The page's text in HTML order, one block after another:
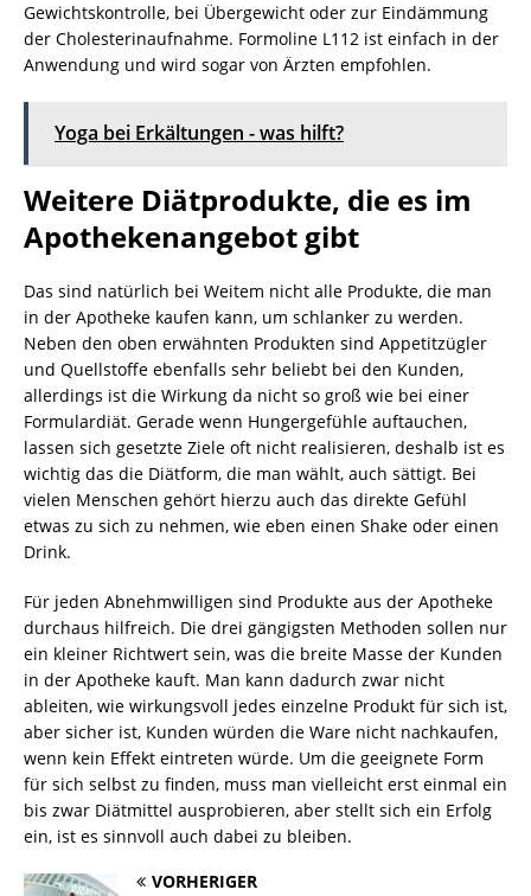
Gewichtskontrolle, bei Übergewicht oder zur Eindämmung
der Cholesterinaufnahme. Formoline L112 ist einfach in der
Anwendung und wird sogar von Ärzten empfohlen.
Yoga bei Erkältungen - was hilft?
Weitere Diätprodukte, die es im
Apothekenangebot gibt
Das sind natürlich bei Weitem nicht alle Produkte, die man
in der Apotheke kaufen kann, um schlanker zu werden.
Neben den oben erwähnten Produkten sind Appetitzügler
und Quellstoffe ebenfalls sehr beliebt bei den Kunden,
allerdings ist die Wirkung da nicht so groß wie bei einer
Formulardiät. Gerade wenn Hungergefühle auftauchen,
lassen sich gesetzte Ziele oft nicht realisieren, deshalb ist es
wichtig das die Diätform, die man wählt, auch sättigt. Bei
vielen Menschen gehört hierzu auch das direkte Gefühl
etwas zu sich zu nehmen, wie eben einen Shake oder einen
Drink.
Für jeden ­Abnehmwilligen sind Produkte aus der Apotheke
durchaus hilfreich. Die drei gängigsten Methoden sollen nur
ein kleiner Richtwert sein, was die breite Masse der Kunden
in der Apotheke kauft. Man kann dadurch zwar nicht
ableiten, wie wirkungsvoll jedes einzelne Produkt für sich ist,
aber sicher ist, Kunden würden die Ware nicht nachkaufen,
wenn kein Effekt eintreten würde. Um die geeignete Form
für sich selbst zu finden, muss man vielleicht erst einmal ein
bis zwar Diätmittel ausprobieren, aber stellt sich ein Erfolg
ein, ist es sinnvoll auch dabei zu bleiben.
VORHERIGER